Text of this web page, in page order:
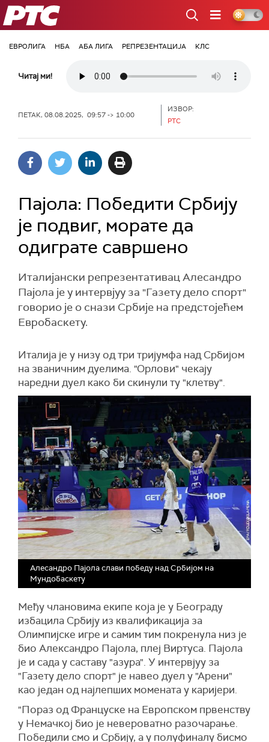
РТС
ЕВРОЛИГА НБА АБА ЛИГА РЕПРЕЗЕНТАЦИЈА КЛС
Читај ми!
ПЕТАК, 08.08.2025, 09:57 -> 10:00
ИЗВОР:
РТС
Пајола: Победити Србију
је подвиг, морате да
одиграте савршено
Италијански репрезентативац Алесандро
Пајола је у интервјуу за "Газету дело спорт"
говорио је о снази Србије на предстојећем
Евробаскету.
Италија је у низу од три тријумфа над Србијом
на званичним дуелима. "Орлови" чекају
наредни дуел како би скинули ту "клетву".
Алесандро Пајола слави победу над Србијом на
Мундобаскету
Међу члановима екипе која је у Београду
избацила Србију из квалификација за
Олимпијске игре и самим тим покренула низ је
био Александро Пајола, плеј Виртуса. Пајола
је и сада у саставу "азура". У интервјуу за
"Газету дело спорт" је навео дуел у "Арени"
као један од најлепших момената у каријери.
"Пораз од Француске на Европском првенству
у Немачкој био је невероватно разочарање.
Победили смо и Србију, а у полуфиналу бисмо